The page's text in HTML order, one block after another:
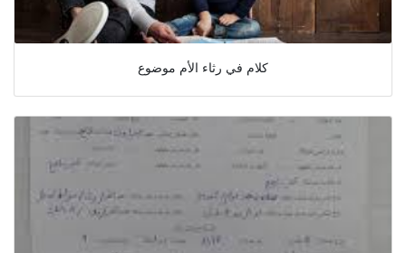
كلام في رثاء الأم موضوع